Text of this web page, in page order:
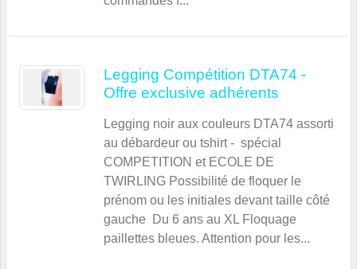
Legging Compétition DTA74 -
Offre exclusive adhérents
Legging noir aux couleurs DTA74 assorti
au débardeur ou tshirt - spécial
COMPETITION et ECOLE DE
TWIRLING Possibilité de floquer le
prénom ou les initiales devant taille côté
gauche Du 6 ans au XL Floquage
paillettes bleues. Attention pour les...